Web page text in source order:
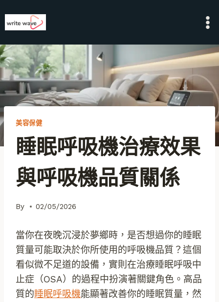
to
美容保健
睡眠呼吸機治療效果
與呼吸機品質關係
By 02/05/2026
當你在夜晚沉浸於夢鄉時，是否想過你的睡眠
質量可能取決於你所使用的呼吸機品質？這個
看似微不足道的設備，實則在治療睡眠呼吸中
止症（OSA）的過程中扮演著關鍵角色。高品
質的睡眠呼吸機能顯著改善你的睡眠質量，然